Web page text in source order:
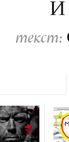
И
текст: